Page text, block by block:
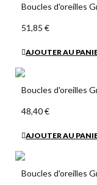
Boucles d'oreilles
51,85 €
AJOUTER AU
Boucles d'oreilles
48,40 €
AJOUTER AU
Boucles d'oreilles